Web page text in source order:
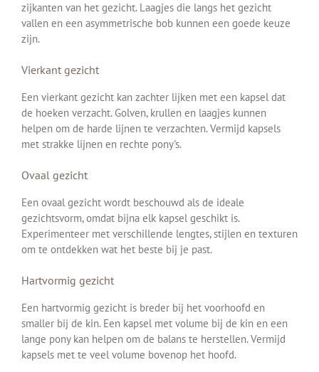
zijkanten van het gezicht. Laagjes die langs het gezicht
vallen en een asymmetrische bob kunnen een goede keuze
zijn.
Vierkant gezicht
Een vierkant gezicht kan zachter lijken met een kapsel dat
de hoeken verzacht. Golven, krullen en laagjes kunnen
helpen om de harde lijnen te verzachten. Vermijd kapsels
met strakke lijnen en rechte pony's.
Ovaal gezicht
Een ovaal gezicht wordt beschouwd als de ideale
gezichtsvorm, omdat bijna elk kapsel geschikt is.
Experimenteer met verschillende lengtes, stijlen en texturen
om te ontdekken wat het beste bij je past.
Hartvormig gezicht
Een hartvormig gezicht is breder bij het voorhoofd en
smaller bij de kin. Een kapsel met volume bij de kin en een
lange pony kan helpen om de balans te herstellen. Vermijd
kapsels met te veel volume bovenop het hoofd.